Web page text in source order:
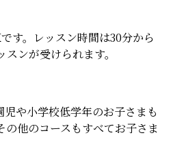
す。レッスン時間は30分から
ンが受けられます。
児や小学校低学年のお子さまも
の他のコースもすべてお子さま